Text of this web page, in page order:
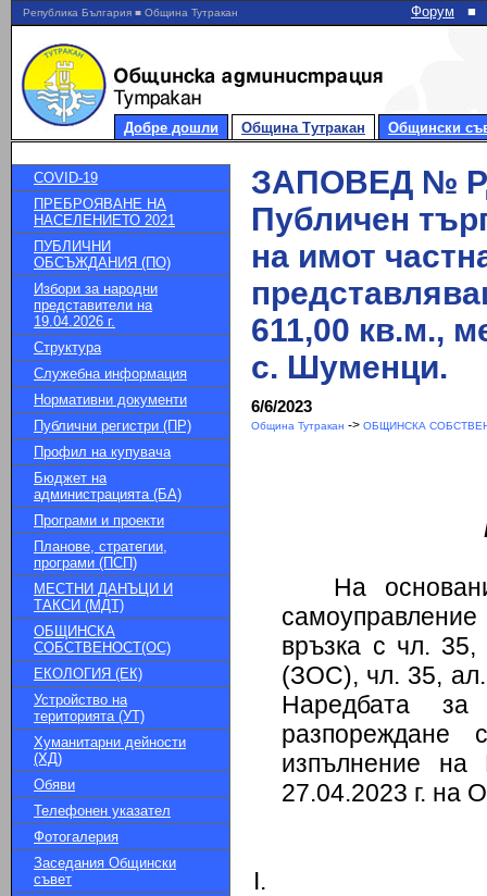
Република България ■ Община Тутракан Форум ■
Добре дошли Община Тутракан Общински
COVID-19
ПРЕБРОЯВАНЕ НА
НАСЕЛЕНИЕТО 2021
ПУБЛИЧНИ
ОБСЪЖДАНИЯ (ПО)
Избори за народни
представители на
19.04.2026 г.
Структура
Служебна информация
Нормативни документи
Публични регистри (ПР)
Профил на купувача
Бюджет на
администрацията (БА)
Програми и проекти
Планове, стратегии,
програми (ПСП)
МЕСТНИ ДАНЪЦИ И
ТАКСИ (МДТ)
ОБЩИНСКА
СОБСТВЕНОСТ(ОС)
ЕКОЛОГИЯ (ЕК)
Устройство на
територията (УТ)
Хуманитарни дейности
(ХД)
Обяви
Телефонен указател
Фотогалерия
Заседания Общински
съвет
ЗАПОВЕД №
Публичен
на имот
611,00 кв.м.,
с. Шуменци.
6/6/2023
Община Тутракан -> ОБЩИНСКА
На
връзка с чл. 35,
(ЗОС), чл. 35,
Наредбата
изпълнение
27.04.2023 г. на